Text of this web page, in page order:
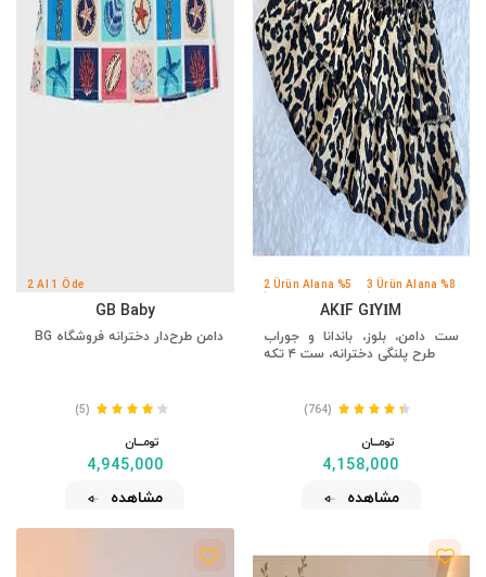
2 Ürün Alana %5
3 Ürün Alana %8
AKİF GİYİM
ست دامن، بلوز، باندانا و جوراب
طرح پلنگی دخترانه، ست ۴ تکه
(764)
تومــــــان
4,158,000
مشاهده
2 Al 1 Öde
GB Baby
دامن طرح‌دار دخترانه فروشگاه BG
(5)
تومــــــان
4,945,000
مشاهده